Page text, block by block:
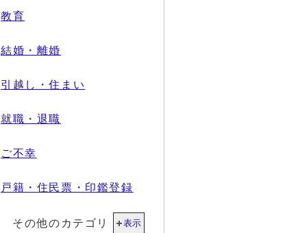
教育
結婚・離婚
引越し・住まい
就職・退職
ご不幸
戸籍・住民票・印鑑登録
その他のカテゴリ 表示